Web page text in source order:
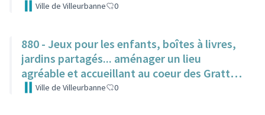
Ville de Villeurbanne 0
880 - Jeux pour les enfants, boîtes à livres,
jardins partagés... aménager un lieu
agréable et accueillant au coeur des Gratte-
CielVille de Villeurbanne 0